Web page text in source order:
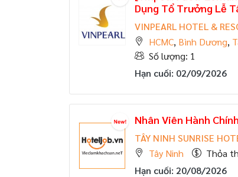
Dụng Tổ Trưởng Lễ
VINPEARL HOTEL &
HCMC, Bình Dương,
Số lượng: 1
Hạn cuối: 02/09/2026
Nhân Viên Hành
TÂY NINH SUNRISE
Tây Ninh
Thỏa
Hạn cuối: 20/08/2026